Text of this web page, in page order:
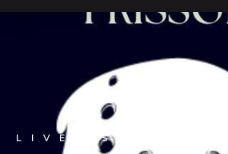
LIVE ESCAPE